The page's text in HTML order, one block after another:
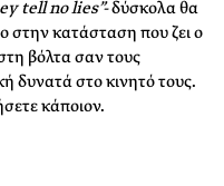
tell no lies”-δύσκολα θα
στην κατάσταση που ζει ο
βόλτα σαν τους
δυνατά στο κινητό τους.
κάποιον.